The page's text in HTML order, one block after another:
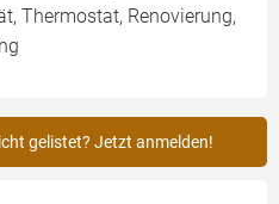
Thermostat, Renovierung,
gelistet? Jetzt anmelden!